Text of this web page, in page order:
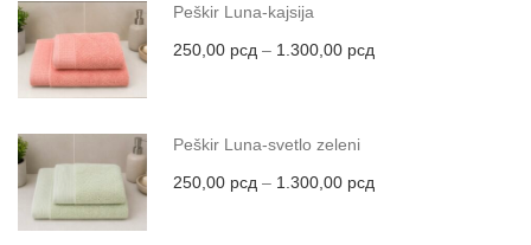
Peškir Luna-kajsija
250,00 рсд – 1.300,00 рсд
Peškir Luna-svetlo zeleni
250,00 рсд – 1.300,00 рсд